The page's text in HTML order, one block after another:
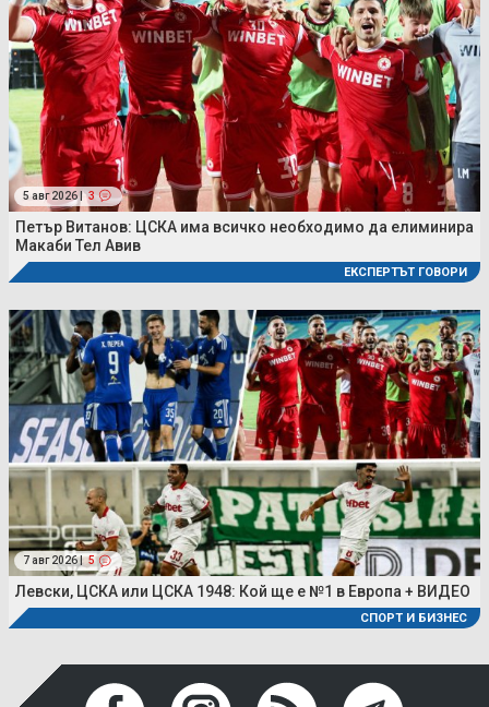
5 авг 2026 | 3
Петър Витанов: ЦСКА има всичко необходимо да елиминира
Макаби Тел Авив
ЕКСПЕРТЪТ ГОВОРИ
7 авг 2026 | 5
Левски, ЦСКА или ЦСКА 1948: Кой ще е №1 в Европа + ВИДЕО
СПОРТ И БИЗНЕС